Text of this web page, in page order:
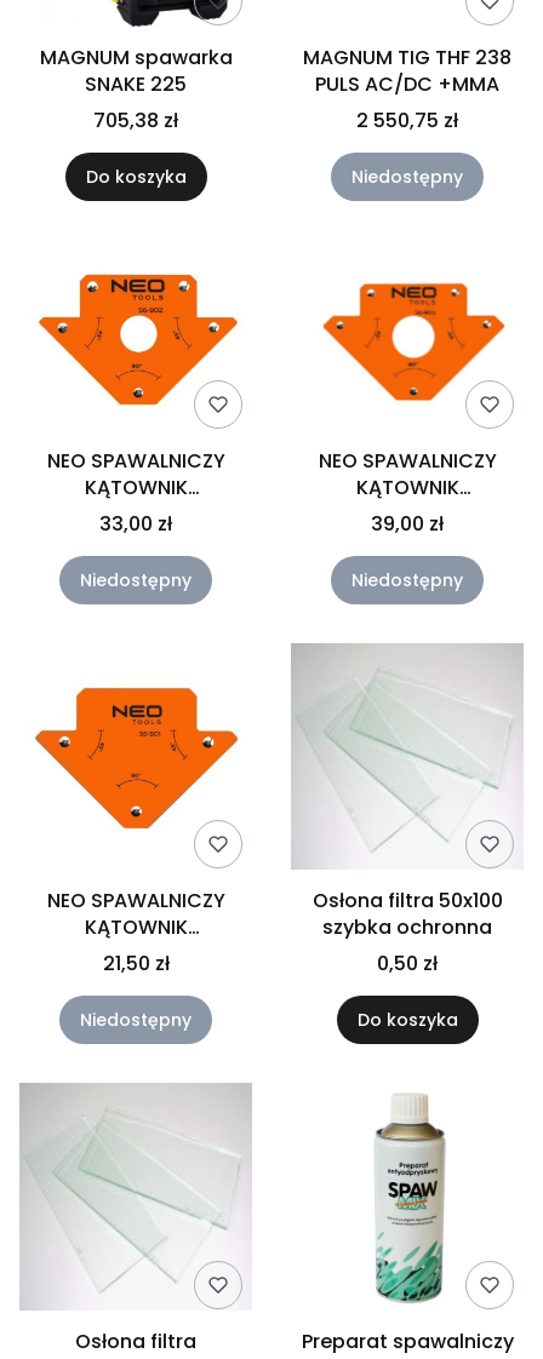
MAGNUM spawarka
SNAKE 225
705,38 zł
Do koszyka
MAGNUM TIG THF 238
PULS AC/DC +MMA
2 550,75 zł
Niedostępny
NEO SPAWALNICZY
KĄTOWNIK
MAGNETYCZNY 102 X
155 X 17 MM, UDŹWIG 23
KG 56-902
33,00 zł
Niedostępny
NEO SPAWALNICZY
KĄTOWNIK
MAGNETYCZNY 122 X
190 X 25 MM, UDŹWIG
34.0 KG 56-903
39,00 zł
Niedostępny
NEO SPAWALNICZY
KĄTOWNIK
MAGNETYCZNY 82 X 120
X 13 MM, UDŹWIG 11 KG
56-901
21,50 zł
Niedostępny
Osłona filtra 50x100
szybka ochronna
0,50 zł
Do koszyka
Osłona filtra
Preparat spawalniczy